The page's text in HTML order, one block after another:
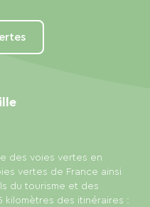
des voies vertes en
vertes de France ainsi
du tourisme et des
kilomètres des itinéraires :